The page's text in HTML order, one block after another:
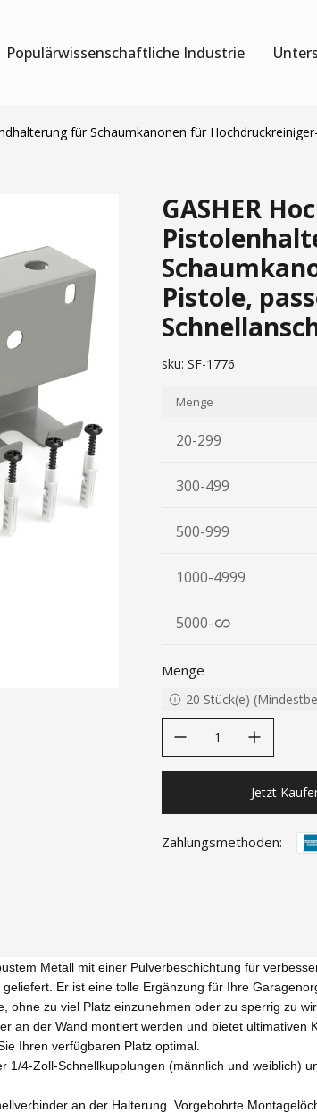
Populärwissenschaftliche Industrie
für Schaumkanonen für
GASHER
Pistole,
sku: SF-1776
Menge
20-299
300-499
500-999
1000-4999
5000-
Menge
20 Stück(e) (
Jetzt
Zahlungsmethoden:
Metall mit einer Pulverbeschichtung für
Er ist eine tolle Ergänzung für Ihre
zu viel Platz einzunehmen oder zu sperrig zu
an der Wand montiert werden und bietet ultimativen
Ihren verfügbaren Platz optimal.
4-Zoll-Schnellkupplungen (männlich und weiblich)
an der Halterung. Vorgebohrte